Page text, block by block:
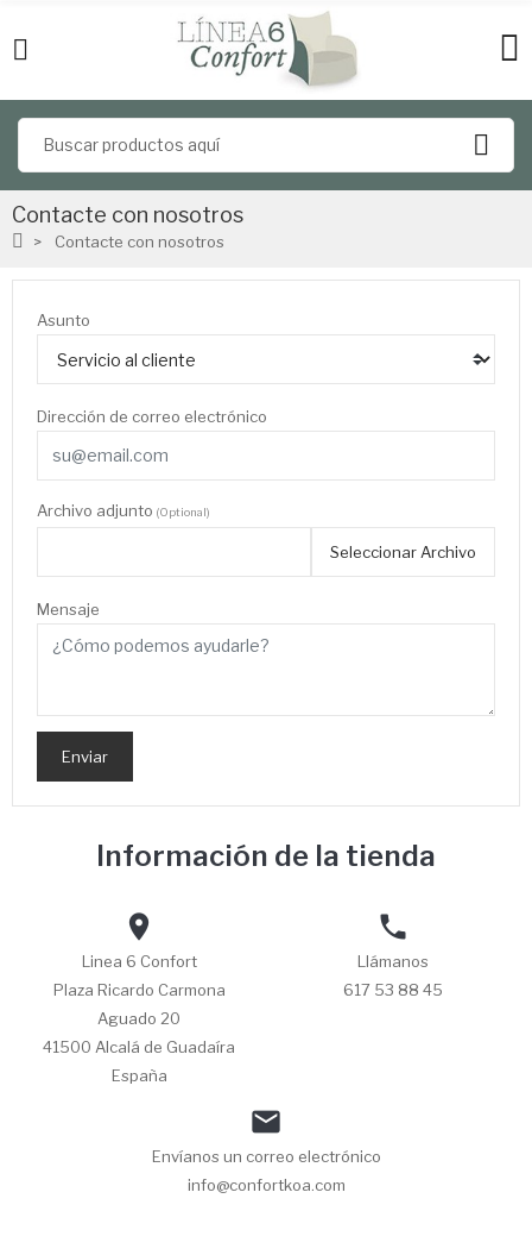
Contacte con nosotros
Contacte con nosotros
Asunto
Dirección de correo electrónico
Archivo adjunto (Optional)
Seleccionar Archivo
Mensaje
Información de la tienda

Linea 6 Confort
Plaza Ricardo Carmona
Aguado 20
41500 Alcalá de Guadaíra
España

Llámanos
617 53 88 45

Envíanos un correo electrónico
info@confortkoa.com